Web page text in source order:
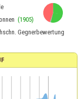
(1905)
Gegnerbewertung